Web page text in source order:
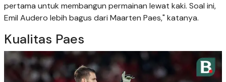
pertama untuk membangun permainan lewat kaki. Soal ini,
Emil Audero lebih bagus dari Maarten Paes," katanya.
Kualitas Paes